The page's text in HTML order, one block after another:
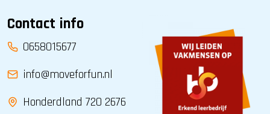
Contact info
0658015677
info@moveforfun.nl
Honderdland 720 2676